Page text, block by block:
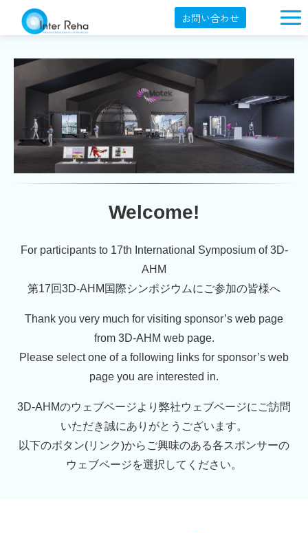
お問い合わせ
製品一覧
展示会・学会
セミナー情報
導入事例
オンラインショップ
English
Welcome!
For participants to 17th International Symposium of 3D-
AHM
第17回3D-AHM国際シンポジウムにご参加の皆様へ
Thank you very much for visiting sponsor’s web page
from 3D-AHM web page.
Please select one of a following links for sponsor’s web
page you are interested in.
3D-AHMのウェブページより弊社ウェブページにご訪問
いただき誠にありがとうございます。
以下のボタン(リンク)からご興味のある各スポンサーの
ウェブページを選択してください。